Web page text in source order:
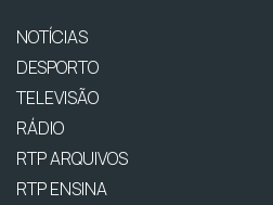
NOTÍCIAS
DESPORTO
TELEVISÃO
RÁDIO
RTP ARQUIVOS
RTP ENSINA